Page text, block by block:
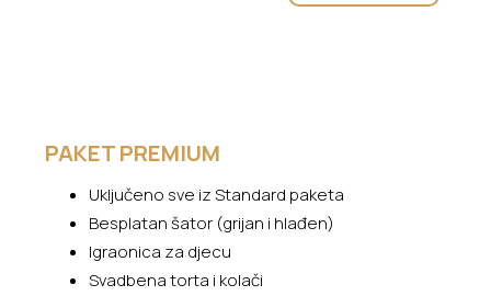
PAKET PREMIUM
Uključeno sve iz Standard paketa
Besplatan šator (grijan i hlađen)
Igraonica za djecu
Svadbena torta i kolači